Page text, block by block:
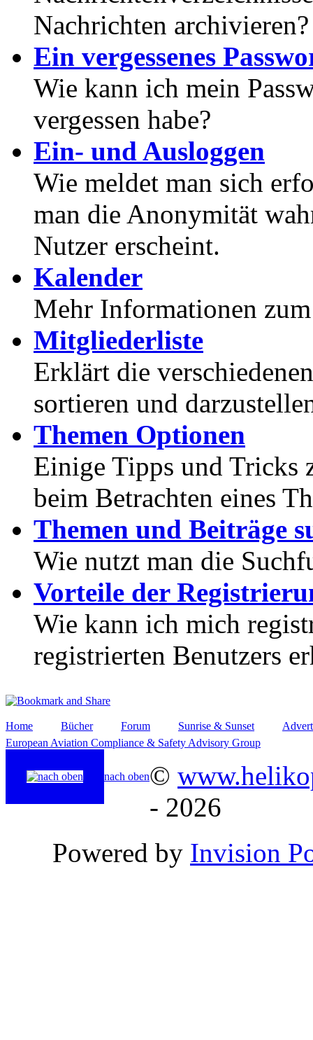
Nachrichten archivieren?
Ein vergessenes
Wie kann ich mein
vergessen habe?
Ein- und Ausloggen
Wie meldet man sich
man die Anonymität
Nutzer erscheint.
Kalender
Mehr Informationen
Mitgliederliste
Erklärt die
sortieren und
Themen Optionen
Einige Tipps und Tricks
beim Betrachten eines
Themen und Beiträge
Wie nutzt man die
Vorteile der
Wie kann ich mich
registrierten Benutzers
Home Bücher Forum Sunrise & Sunset
European Aviation Compliance & Safety Advisory Group
nach oben©
- 2026
Powered by Invision